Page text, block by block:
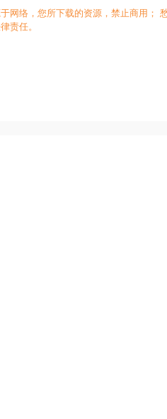
网络，您所下载的资源，禁止商用；
责任。